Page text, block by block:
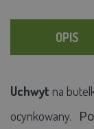
OPIS
Uchwyt na
ocynkowany.